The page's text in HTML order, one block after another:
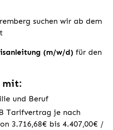
suchen wir ab dem
(m/w/d) für den
mit:
und Beruf
Tarifvertrag je nach
3.716,68€ bis 4.407,00€ /